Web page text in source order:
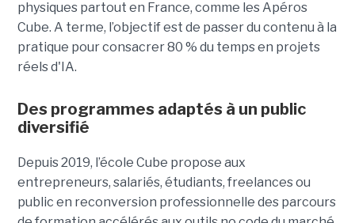
physiques partout en France, comme les Apéros
Cube. A terme, l’objectif est de passer du contenu à la
pratique pour consacrer 80 % du temps en projets
réels d'IA.
Des programmes adaptés à un public
diversifié
Depuis 2019, l’école Cube propose aux
entrepreneurs, salariés, étudiants, freelances ou
public en reconversion professionnelle des parcours